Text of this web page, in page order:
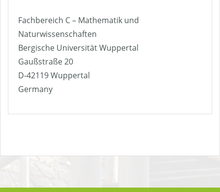
Fachbereich C – Mathematik und
Naturwissenschaften
Bergische Universität Wuppertal
Gaußstraße 20
D-42119 Wuppertal
Germany